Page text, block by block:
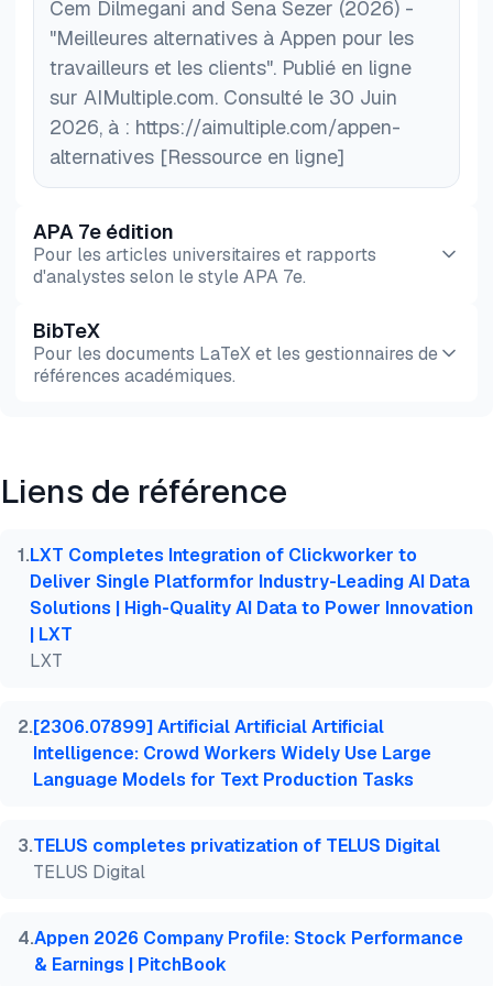
MTurk restent utiles pour les tâches à haut volume
et à faible enjeu où un certain bruit de sortie est
acceptable.
Cem Dilmegani and Sena Sezer (2026) -
"Meilleures alternatives à Appen pour les
travailleurs et les clients". Publié en ligne
sur AIMultiple.com. Consulté le 30 Juin
2026, à : https://aimultiple.com/appen-
alternatives [Ressource en ligne]
APA 7e édition
Pour les articles universitaires et rapports
d'analystes selon le style APA 7e.
Aperçu Copier
BibTeX
Pour les documents LaTeX et les gestionnaires de
références académiques.
@misc{dilmegani2026,
title  = {{Meilleures alternatives à Appen pour
  month  = jun,
howpublished    = {\url{https://aimultiple.com/
  note   = {AIMultiple. Consulté le 30 Juin 2026}
}
Liens de référence
1.LXT Completes Integration of Clickworker to
Deliver Single Platformfor Industry-Leading AI Data
Solutions | High-Quality AI Data to Power Innovation
| LXT
LXT
2.[2306.07899] Artificial Artificial Artificial
Intelligence: Crowd Workers Widely Use Large
Language Models for Text Production Tasks
3.TELUS completes privatization of TELUS Digital
TELUS Digital
4.Appen 2026 Company Profile: Stock Performance
& Earnings | PitchBook